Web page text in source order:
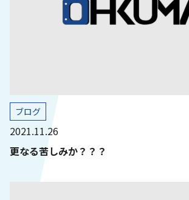
ブログ
2021.11.26
更なる苦しみか？？？